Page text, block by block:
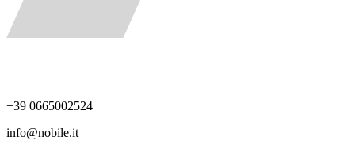
+39 0665002524
info@nobile.it